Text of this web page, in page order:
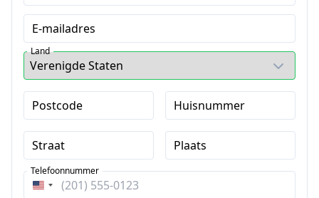
E-mailadres
Land
Postcode Huisnummer
Straat Plaats
Verenigde
Telefoonnummer